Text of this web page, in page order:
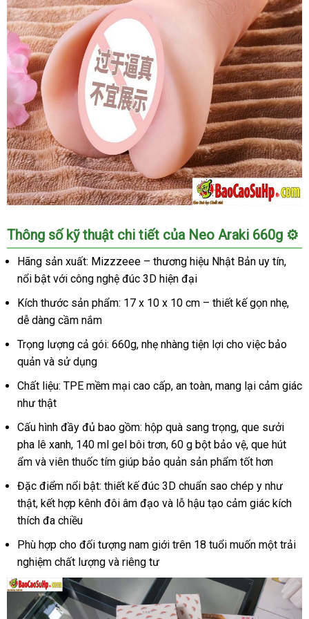
660g
nguyên
khối
cao
cấp
sướng
mê
Âm
đạo
giả
Nhật
Bản
Neo
Araki
nguyên
khối
cấp
sướng
mê
Thông số kỹ thuật chi tiết của Neo Araki 660g ⚙️
Hãng sản xuất: Mizzzeee – thương hiệu Nhật Bản uy tín,
nổi bật với công nghệ đúc 3D hiện đại
Kích thước sản phẩm: 17 x 10 x 10 cm – thiết kế gọn nhẹ,
dễ dàng cầm nắm
Trọng lượng cả gói: 660g, nhẹ nhàng tiện lợi cho việc bảo
quản và sử dụng
Chất liệu: TPE mềm mại cao cấp, an toàn, mang lại cảm giác
như thật
Cấu hình đầy đủ bao gồm: hộp quà sang trọng, que sưởi
pha lê xanh, 140 ml gel bôi trơn, 60 g bột bảo vệ, que hút
ẩm và viên thuốc tím giúp bảo quản sản phẩm tốt hơn
Đặc điểm nổi bật: thiết kế đúc 3D chuẩn sao chép y như
thật, kết hợp kênh đôi âm đạo và lỗ hậu tạo cảm giác kích
thích đa chiều
Phù hợp cho đối tượng nam giới trên 18 tuổi muốn một trải
nghiệm chất lượng và riêng tư